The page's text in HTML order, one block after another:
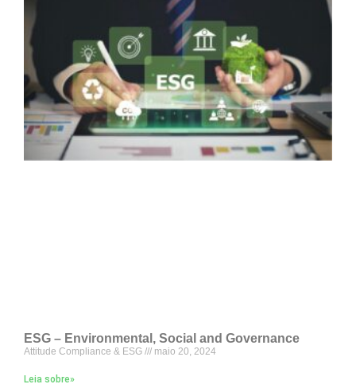
ESG – Environmental, Social and Governance
Attitude Compliance & ESG maio 20, 2024
Leia sobre»